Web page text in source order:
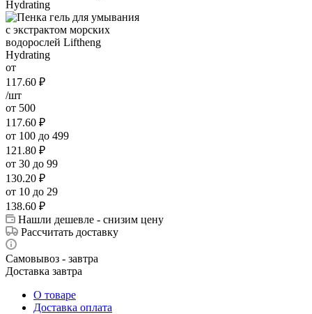
от
117.60 ₽
/шт
от 500
117.60 ₽
от 100 до 499
121.80 ₽
от 30 до 99
130.20 ₽
от 10 до 29
138.60 ₽
Нашли дешевле - снизим цену
Рассчитать доставку
Самовывоз - завтра
Доставка завтра
О товаре
Доставка оплата